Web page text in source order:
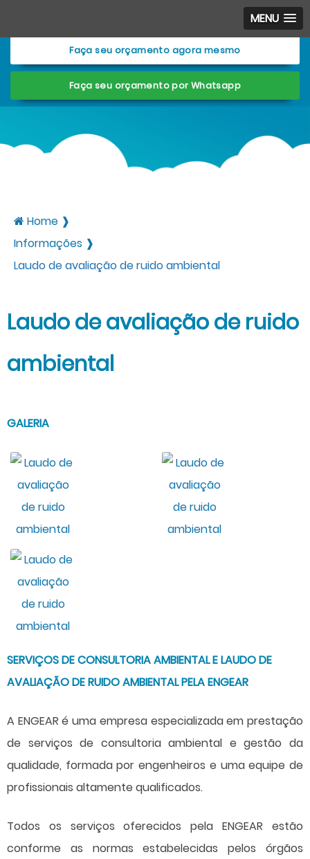
MENU
Entre em contato com um de nossos especialistas!
Faça seu orçamento agora mesmo
Faça seu orçamento por Whatsapp
Home ❱
Informações ❱
Laudo de avaliação de ruido ambiental
Laudo de avaliação de ruido
ambiental
GALERIA
SERVIÇOS DE CONSULTORIA AMBIENTAL E LAUDO DE
AVALIAÇÃO DE RUIDO AMBIENTAL PELA ENGEAR
A ENGEAR é uma empresa especializada em prestação
de serviços de consultoria ambiental e gestão da
qualidade, formada por engenheiros e uma equipe de
profissionais altamente qualificados.
Todos os serviços oferecidos pela ENGEAR estão
conforme as normas estabelecidas pelos órgãos